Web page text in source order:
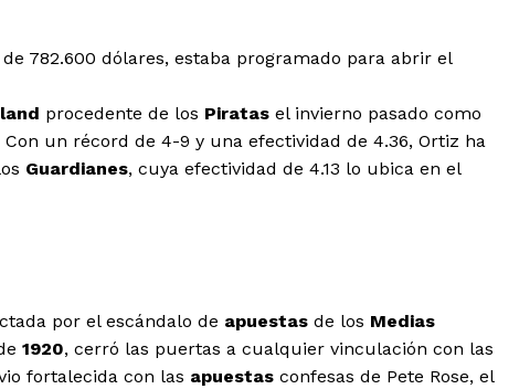
de 782.600 dólares, estaba programado para abrir el
procedente de los Piratas el invierno pasado como
un récord de 4-9 y una efectividad de 4.36, Ortiz ha
Guardianes, cuya efectividad de 4.13 lo ubica en el
por el escándalo de apuestas de los Medias
1920, cerró las puertas a cualquier vinculación con las
fortalecida con las apuestas confesas de Pete Rose, el